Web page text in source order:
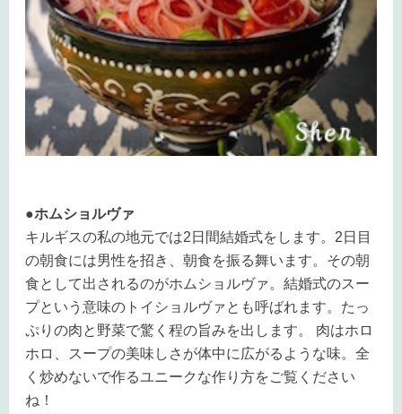
●ホムショルヴァ
キルギスの私の地元では2日間結婚式をします。2日目
の朝食には男性を招き、朝食を振る舞います。その朝
食として出されるのがホムショルヴァ。結婚式のスー
プという意味のトイショルヴァとも呼ばれます。たっ
ぷりの肉と野菜で驚く程の旨みを出します。 肉はホロ
ホロ、スープの美味しさが体中に広がるような味。全
く炒めないで作るユニークな作り方をご覧ください
ね！